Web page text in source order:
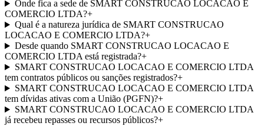
Onde fica a sede de SMART CONSTRUCAO LOCACAO E
COMERCIO LTDA?+
Qual é a natureza jurídica de SMART CONSTRUCAO
LOCACAO E COMERCIO LTDA?+
Desde quando SMART CONSTRUCAO LOCACAO E
COMERCIO LTDA está registrada?+
SMART CONSTRUCAO LOCACAO E COMERCIO LTDA
tem contratos públicos ou sanções registrados?+
SMART CONSTRUCAO LOCACAO E COMERCIO LTDA
tem dívidas ativas com a União (PGFN)?+
SMART CONSTRUCAO LOCACAO E COMERCIO LTDA
já recebeu repasses ou recursos públicos?+